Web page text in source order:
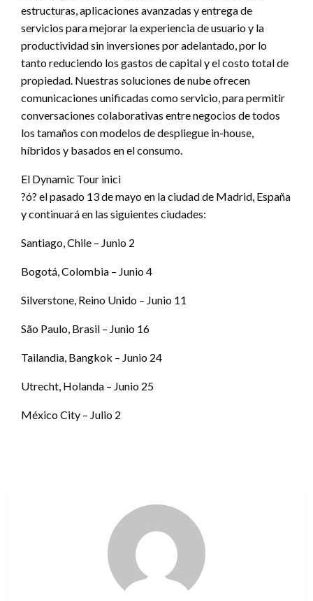
estructuras, aplicaciones avanzadas y entrega de
servicios para mejorar la experiencia de usuario y la
productividad sin inversiones por adelantado, por lo
tanto reduciendo los gastos de capital y el costo total de
propiedad. Nuestras soluciones de nube ofrecen
comunicaciones unificadas como servicio, para permitir
conversaciones colaborativas entre negocios de todos
los tamaños con modelos de despliegue in-house,
híbridos y basados en el consumo.
El Dynamic Tour inici
?ó? el pasado 13 de mayo en la ciudad de Madrid, España
y continuará en las siguientes ciudades:
Santiago, Chile – Junio 2
Bogotá, Colombia – Junio 4
Silverstone, Reino Unido – Junio 11
São Paulo, Brasil – Junio 16
Tailandia, Bangkok – Junio 24
Utrecht, Holanda – Junio 25
México City – Julio 2